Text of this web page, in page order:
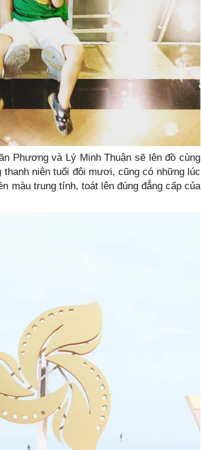
Phương và Lý Minh Thuận sẽ lên đồ cùng
niên tuổi đôi mươi, cũng có những lúc
màu trung tính, toát lên đúng đẳng cấp của